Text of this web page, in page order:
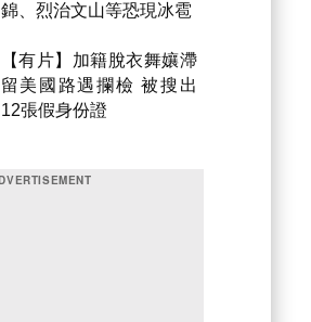
錦、烈治文山等恐現冰雹
【有片】加籍脫衣舞孃滯
留美國路遇攔檢 被搜出
12張假身份證